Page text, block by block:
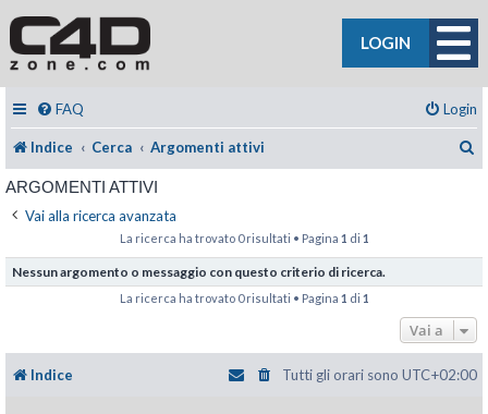
LOGIN
FAQ Login
Indice Cerca Argomenti attivi
ARGOMENTI ATTIVI
Vai alla ricerca avanzata
La ricerca ha trovato 0 risultati • Pagina 1 di 1
Nessun argomento o messaggio con questo criterio di ricerca.
La ricerca ha trovato 0 risultati • Pagina 1 di 1
Vai a
Indice Tutti gli orari sono UTC+02:00